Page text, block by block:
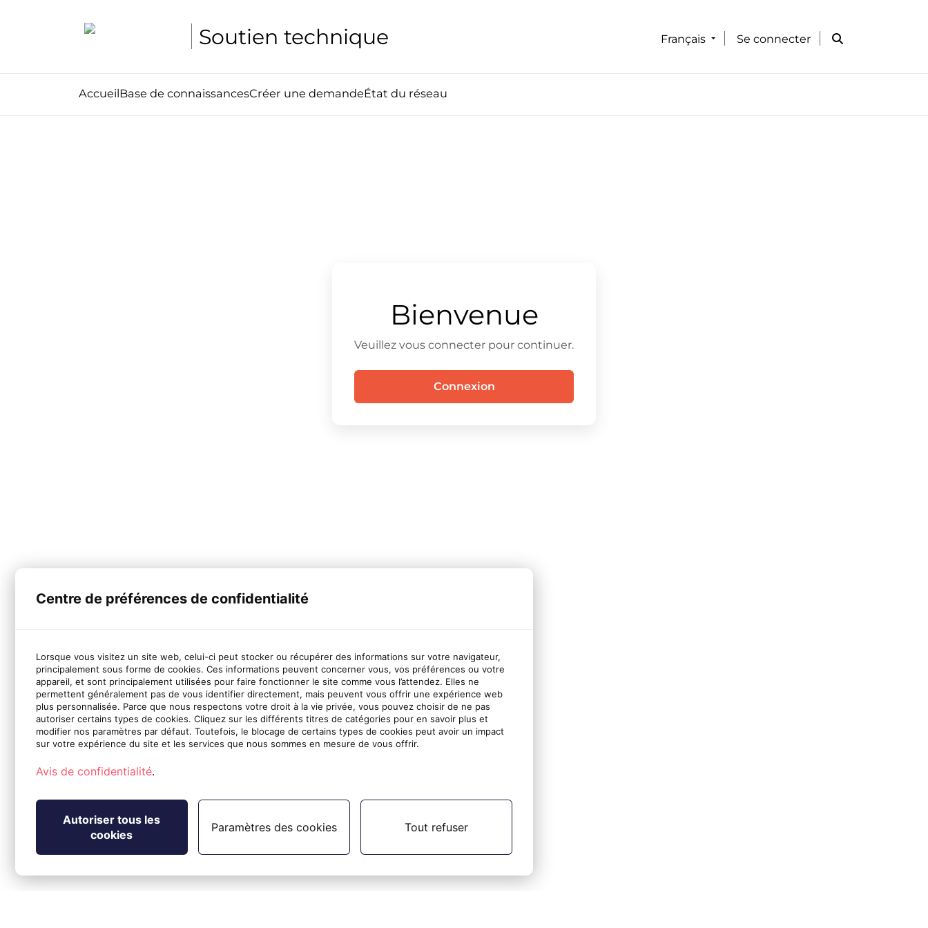
Soutien technique Français Se connecter
AccueilBase de connaissancesCréer une demandeÉtat du réseau
Centre de préférences de confidentialité
Lorsque vous visitez un site web, celui-ci peut stocker ou récupérer des informations sur votre navigateur,
principalement sous forme de cookies. Ces informations peuvent concerner vous, vos préférences ou votre
appareil, et sont principalement utilisées pour faire fonctionner le site comme vous l’attendez. Elles ne
permettent généralement pas de vous identifier directement, mais peuvent vous offrir une expérience web
plus personnalisée. Parce que nous respectons votre droit à la vie privée, vous pouvez choisir de ne pas
autoriser certains types de cookies. Cliquez sur les différents titres de catégories pour en savoir plus et
modifier nos paramètres par défaut. Toutefois, le blocage de certains types de cookies peut avoir un impact
sur votre expérience du site et les services que nous sommes en mesure de vous offrir.
Avis de confidentialité.
Autoriser tous les
cookies
Paramètres des cookies Tout refuser
Bienvenue
Veuillez vous connecter pour continuer.
Connexion